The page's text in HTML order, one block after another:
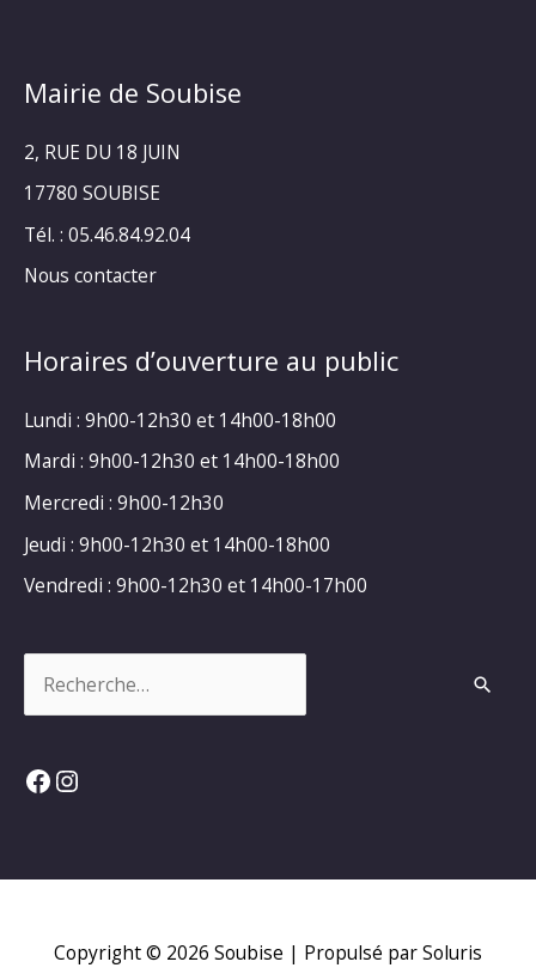
Mairie de Soubise
2, RUE DU 18 JUIN
17780 SOUBISE
Tél. : 05.46.84.92.04
Nous contacter
Horaires d’ouverture au public
Lundi : 9h00-12h30 et 14h00-18h00
Mardi : 9h00-12h30 et 14h00-18h00
Mercredi : 9h00-12h30
Jeudi : 9h00-12h30 et 14h00-18h00
Vendredi : 9h00-12h30 et 14h00-17h00
Facebook
Instagram
Copyright © 2026 Soubise | Propulsé par Soluris